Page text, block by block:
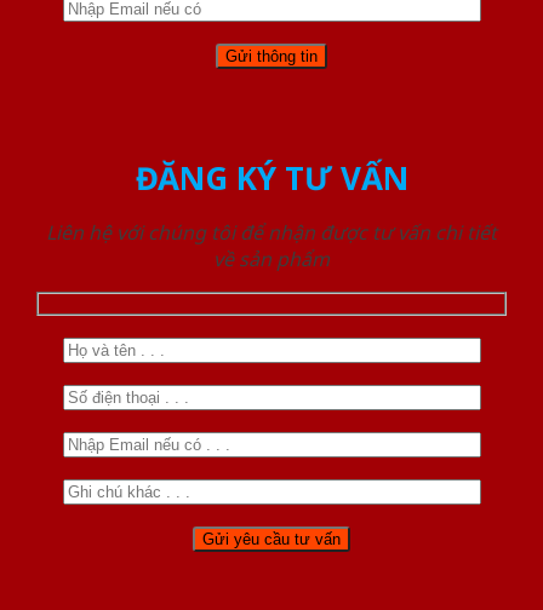
ĐĂNG KÝ TƯ VẤN
Liên hệ với chúng tôi để nhận được tư vấn chi tiết
về sản phẩm